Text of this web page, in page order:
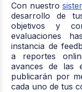
Con nuestro
desarrollo de
objetivos y
evaluaciones
instancia de
a reportes
avances de las
publicarán por
cada uno de tus